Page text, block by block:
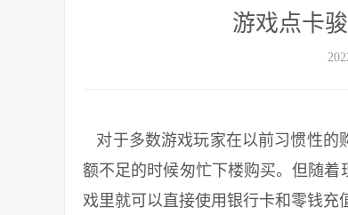
游戏点卡
对于多数游戏玩家在以前习惯性的
额不足的时候匆忙下楼购买。但随
戏里就可以直接使用银行卡和零钱充